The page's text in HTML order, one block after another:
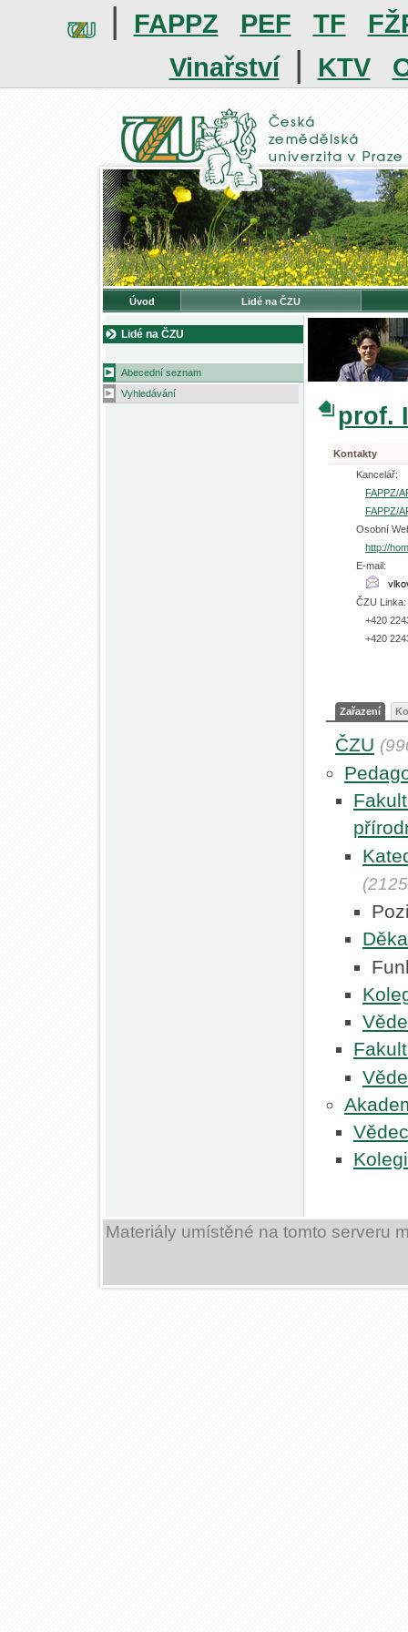
| FAPPZ PEF TF
Vinařství | KTV
Úvod Lidé na ČZU
Lidé na ČZU
Abecední seznam
Vyhledávání
prof.
Kontakty
Kancelář:
FAPPZ/
FAPPZ/
Osobní
http://
E-mail:
ČZU Linka:
+420
+420
Zařazení
ČZU
Materiály umístěné na tomto serveru